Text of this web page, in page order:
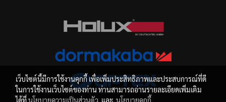
เว็บไซต์นี้มีการใช้งานคุกกี้ เพื่อเพิ่มประสิทธิภาพและประสบการณ์ที่ดี
ในการใช้งานเว็บไซต์ของท่าน ท่านสามารถอ่านรายละเอียดเพิ่มเติม
ได้ที่นโยบายความเป็นส่วนตัว และ นโยบายคุกกี้